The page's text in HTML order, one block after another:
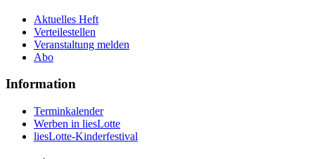
Aktuelles Heft
Verteilestellen
Veranstaltung melden
Abo
Information
Terminkalender
Werben in liesLotte
liesLotte-Kinderfestival